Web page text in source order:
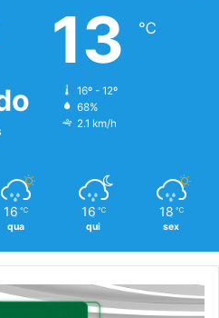
13 ℃
16º - 12º
68%
2.1 km/h
16 ℃
qua
16 ℃
qui
18 ℃
sex